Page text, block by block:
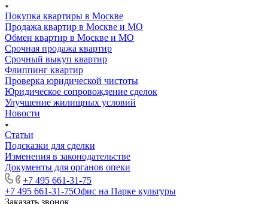
Покупка квартиры в Москве
Продажа квартир в Москве и МО
Обмен квартир в Москве и МО
Срочная продажа квартир
Срочный выкуп квартир
Флиппинг квартир
Проверка юридической чистоты
Юридическое сопровождение сделок
Улучшение жилищных условий
Новости
Статьи
Подсказки для сделки
Изменения в законодательстве
Документы для органов опеки
+7 495 661-31-75
+7 495 661-31-75Офис на Парке культуры
Заказать звонок